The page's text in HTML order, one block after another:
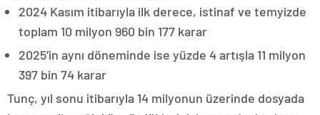
2024 Kasım itibarıyla ilk derece, istinaf ve temyizde
toplam 10 milyon 960 bin 177 karar
2025’in aynı döneminde ise yüzde 4 artışla 11 milyon
397 bin 74 karar
Tunç, yıl sonu itibarıyla 14 milyonun üzerinde dosyada